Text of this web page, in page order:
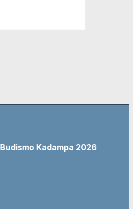
Budismo Kadampa 2026